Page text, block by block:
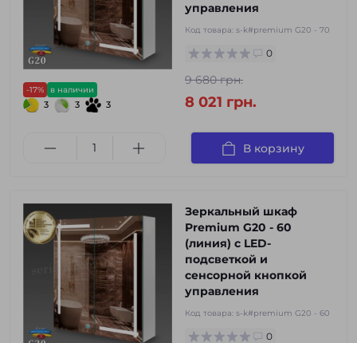
-17% в наличии
3 3 3
управления
Код товара: s-k#premium G20 - 70
0
9 680 грн.
8 021 грн.
В корзину
Зеркальный шкаф
Premium G20 - 60
(линия) с LED-
подсветкой и
сенсорной кнопкой
управления
Код товара: s-k#premium G20 - 60
0